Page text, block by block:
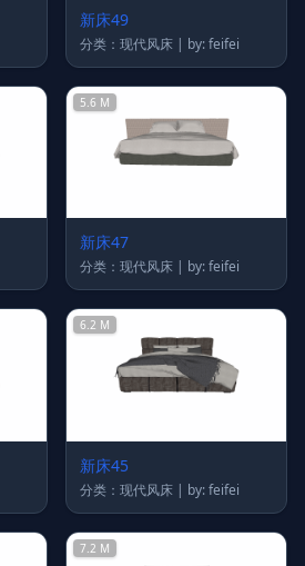
新床49
分类：现代风床 | by: feifei
5.6 M
新床47
分类：现代风床 | by: feifei
6.2 M
新床45
分类：现代风床 | by: feifei
7.2 M